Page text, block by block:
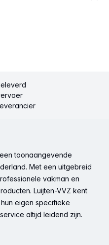
toonaangevende
Met een uitgebreid
vakman en
Luijten-VVZ kent
eigen specifieke
altijd leidend zijn.